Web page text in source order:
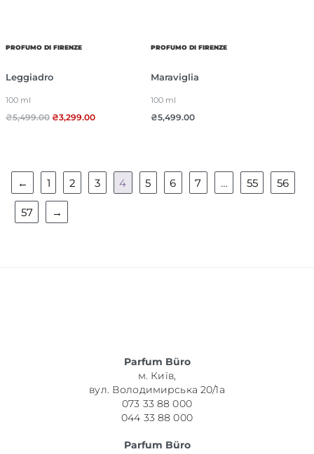
PROFUMO DI FIRENZE
Leggiadro
100 ml
₴5,499.00 ₴3,299.00
PROFUMO DI FIRENZE
Maraviglia
100 ml
₴5,499.00
← 1 2 3 4 5 6 7 … 55 56
57 →
Parfum Büro
м. Київ,
вул. Володимирська 20/1а
073 33 88 000
044 33 88 000
Parfum Büro